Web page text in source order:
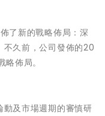
了新的戰略佈局：深
不久前，公司發佈的20
佈局。
動及市場週期的審慎研